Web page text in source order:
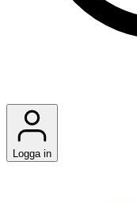
Logga in